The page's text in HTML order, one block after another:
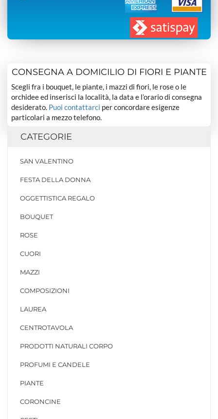
CONSEGNA A DOMICILIO DI FIORI E PIANTE
Scegli fra i bouquet, le piante, i mazzi di fiori, le rose o le
orchidee ed inserisci la località, la data e l’orario di consegna
desiderato. Puoi contattarci per concordare esigenze
particolari a mezzo telefono.
CATEGORIE
SAN VALENTINO
FESTA DELLA DONNA
OGGETTISTICA REGALO
BOUQUET
ROSE
CUORI
MAZZI
COMPOSIZIONI
LAUREA
CENTROTAVOLA
PRODOTTI NATURALI CORPO
PROFUMI E CANDELE
PIANTE
CORONCINE